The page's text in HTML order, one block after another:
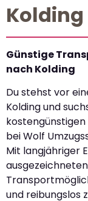
Kolding
Günstige
nach Kolding
Du stehst vor
Kolding und
bei Wolf
Mit langjähriger
und reibungslos